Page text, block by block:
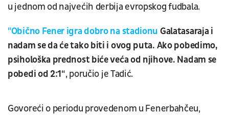
u jednom od najvećih derbija evropskog fudbala.
"Obično Fener igra dobro na stadionu Galatasaraja i
nadam se da će tako biti i ovog puta. Ako pobedimo,
psihološka prednost biće veća od njihove. Nadam se
pobedi od 2:1“, poručio je Tadić.
Govoreći o periodu provedenom u Fenerbahčeu,